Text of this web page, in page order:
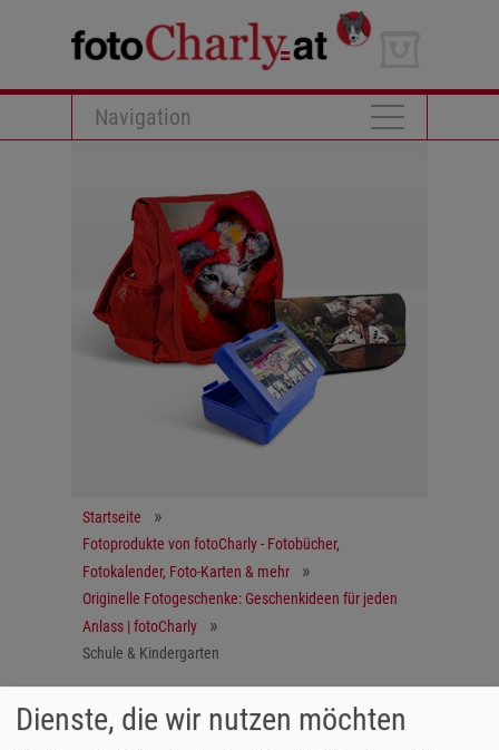
Navigation
Startseite
Fotoprodukte von fotoCharly - Fotobücher,
Fotokalender, Foto-Karten & mehr
Originelle Fotogeschenke: Geschenkideen für jeden
Anlass | fotoCharly
Schule & Kindergarten
Federpennal
Dienste, die wir nutzen möchten